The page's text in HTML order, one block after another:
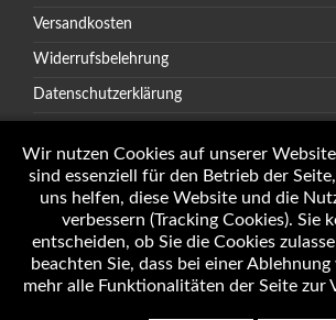
Versandkosten
Widerrufsbelehrung
Datenschutzerklärung
Öffnungszeiten
Impressum
Wir nutzen Cookies auf unserer
sind essenziell für den Betrieb der
uns helfen, diese Website und die
verbessern (Tracking Cookies). Sie
entscheiden, ob Sie die Cookies
beachten Sie, dass bei einer
mehr alle Funktionalitäten der Seite zur